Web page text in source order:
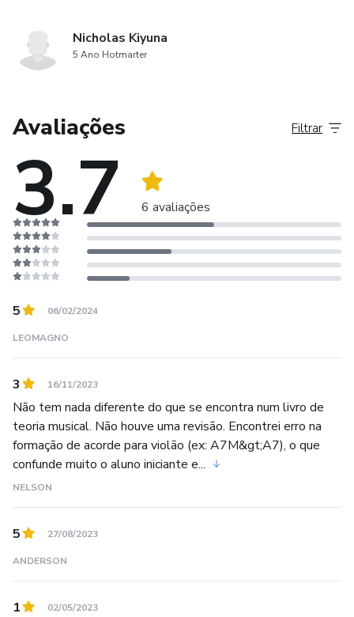
Nicholas Kiyuna
5 Ano Hotmarter
Avaliações
3.7 6 avaliações
Filtrar
5 06/02/2024
LEOMAGNO
3 16/11/2023
Não tem nada diferente do que se encontra num livro de
teoria musical. Não houve uma revisão. Encontrei erro na
formação de acorde para violão (ex: A7M&gt;A7), o que
confunde muito o aluno iniciante e...
NELSON
5 27/08/2023
ANDERSON
1 02/05/2023